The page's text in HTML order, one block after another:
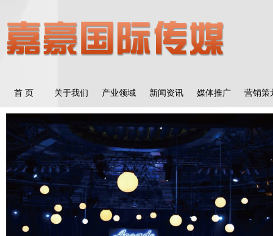
首 页 关于我们 产业领域 新闻资讯 媒体推广 营销策